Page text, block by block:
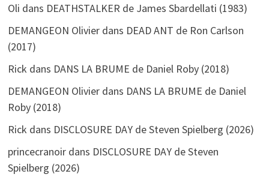
Oli dans DEATHSTALKER de James Sbardellati (1983)
DEMANGEON Olivierdans DEAD ANT de Ron Carlson
(2017)
Rick dans DANS LA BRUME de Daniel Roby (2018)
DEMANGEON Olivierdans DANS LA BRUME de Daniel
Roby (2018)
Rick dans DISCLOSURE DAY de Steven Spielberg (2026)
princecranoirdans DISCLOSURE DAY de Steven
Spielberg (2026)